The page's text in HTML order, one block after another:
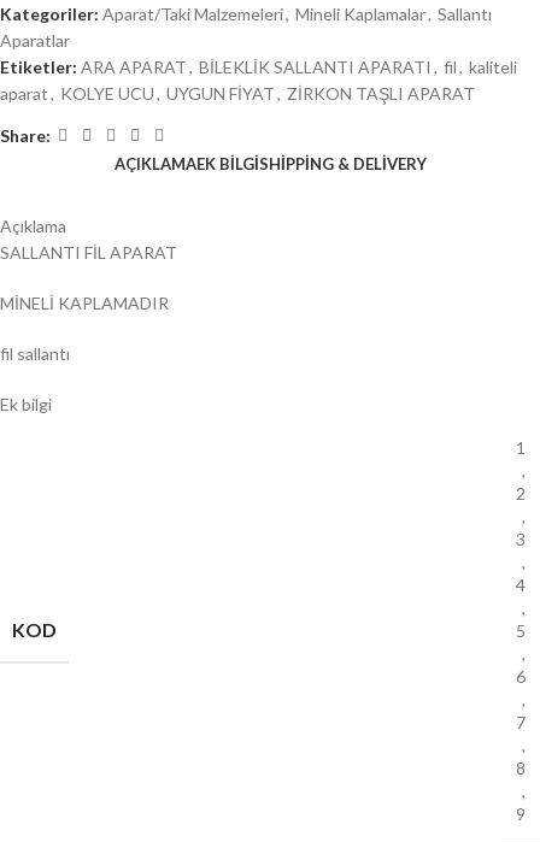
Kategoriler: Aparat/Taki Malzemeleri, Mineli Kaplamalar, Sallantı
Aparatlar
Etiketler: ARA APARAT, BİLEKLİK SALLANTI APARATI , fil, kaliteli
aparat, KOLYE UCU, UYGUN FİYAT, ZİRKON TAŞLI APARAT
Share:
AÇIKLAMAEK BILGISHIPPING & DELIVERY
Açıklama
SALLANTI FİL APARAT
MİNELİ KAPLAMADIR
fil sallantı
Ek bilgi
KOD
1
,
2
,
3
,
4
,
5
,
6
,
7
,
8
,
9